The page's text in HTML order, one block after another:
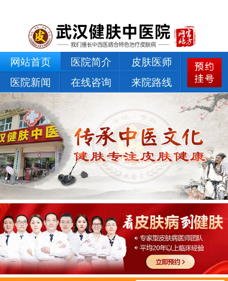
网站首页 医院简介
皮肤医师
医院新闻
在线咨询 来院路线